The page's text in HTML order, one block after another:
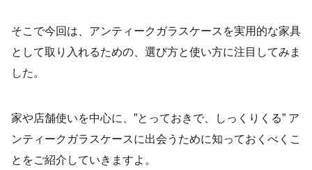
そこで今回は、アンティークガラスケースを実用的な家具
として取り入れるための、選び方と使い方に注目してみま
した。
家や店舗使いを中心に、”とっておきで、しっくりくる” ア
ンティークガラスケースに出会うために知っておくべくこ
とをご紹介していきますよ。